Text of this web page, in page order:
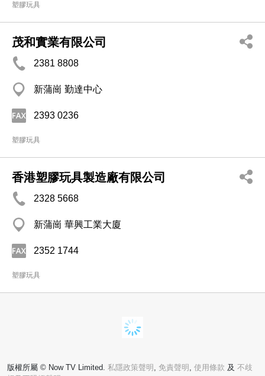
塑膠玩具
茂和實業有限公司
2381 8808
新蒲崗 勤達中心
2393 0236
塑膠玩具
香港塑膠玩具製造廠有限公司
2328 5668
新蒲崗 華興工業大廈
2352 1744
塑膠玩具
版權所屬 © Now TV Limited. 私隱政策聲明 , 免責聲明 , 使用條款 及 不歧